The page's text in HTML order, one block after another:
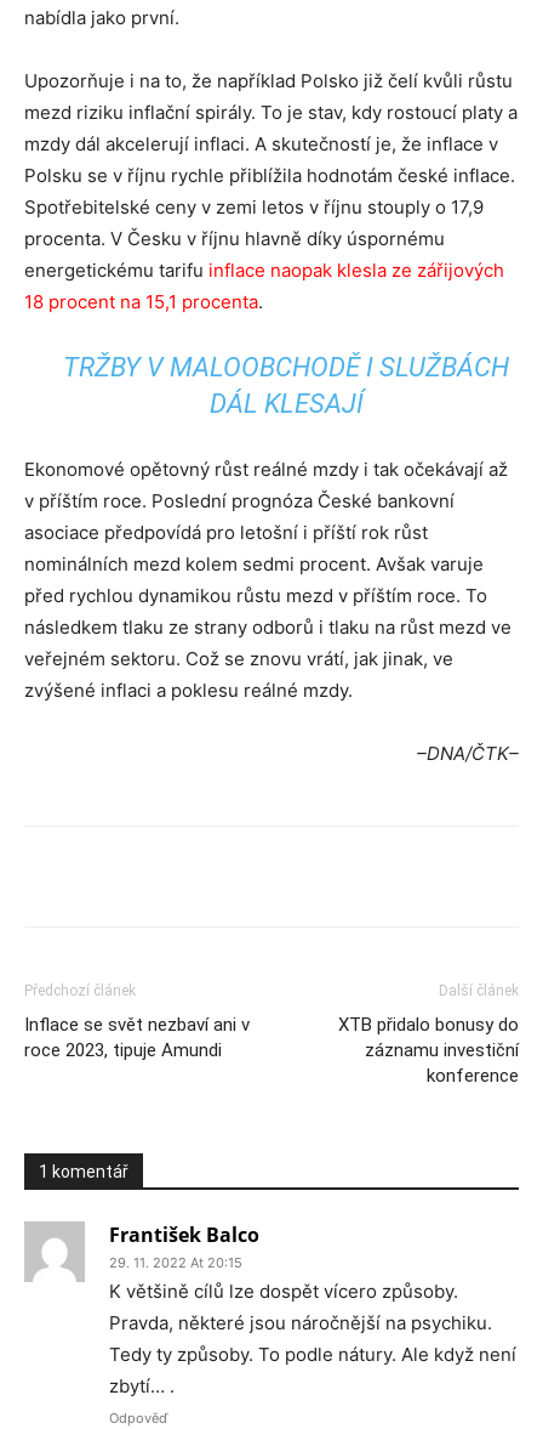
nabídla jako první.
Upozorňuje i na to, že například Polsko již čelí kvůli růstu
mezd riziku inflační spirály. To je stav, kdy rostoucí platy a
mzdy dál akcelerují inflaci. A skutečností je, že inflace v
Polsku se v říjnu rychle přiblížila hodnotám české inflace.
Spotřebitelské ceny v zemi letos v říjnu stouply o 17,9
procenta. V Česku v říjnu hlavně díky úspornému
energetickému tarifu inflace naopak klesla ze zářijových
18 procent na 15,1 procenta.
TRŽBY V MALOOBCHODĚ I SLUŽBÁCH
DÁL KLESAJÍ
Ekonomové opětovný růst reálné mzdy i tak očekávají až
v příštím roce. Poslední prognóza České bankovní
asociace předpovídá pro letošní i příští rok růst
nominálních mezd kolem sedmi procent. Avšak varuje
před rychlou dynamikou růstu mezd v příštím roce. To
následkem tlaku ze strany odborů i tlaku na růst mezd ve
veřejném sektoru. Což se znovu vrátí, jak jinak, ve
zvýšené inflaci a poklesu reálné mzdy.
–DNA/ČTK–
Předchozí článek
Inflace se svět nezbaví ani v
roce 2023, tipuje Amundi
Další článek
XTB přidalo bonusy do
záznamu investiční
konference
1 komentář
František Balco
29. 11. 2022 At 20:15
K většině cílů lze dospět vícero způsoby.
Pravda, některé jsou náročnější na psychiku.
Tedy ty způsoby. To podle nátury. Ale když není
zbytí… .
Odpověď